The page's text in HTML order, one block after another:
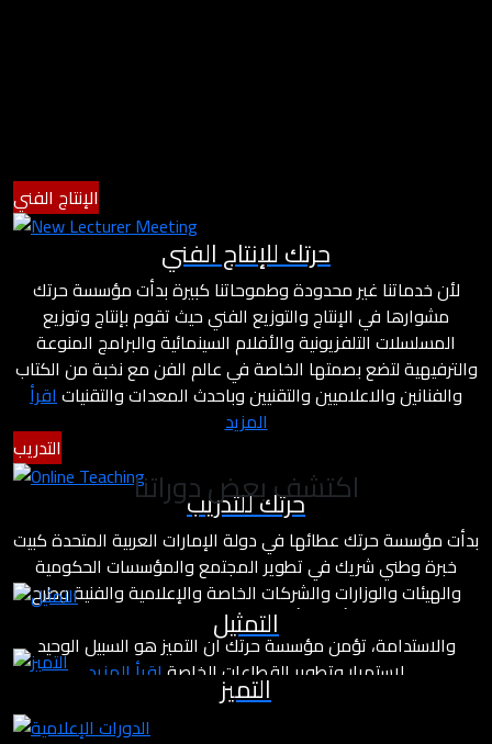
الإنتاج الفني
حرتك للإنتاج الفني
لأن خدماتنا غير محدودة وطموحاتنا كبيرة بدأت مؤسسة حرتك
مشوارها في الإنتاج والتوزيع الفني حيث تقوم بإنتاج وتوزيع
المسلسلات التلفزيونية والأفلام السينمائية والبرامج المنوعة
والترفيهية لتضع بصمتها الخاصة في عالم الفن مع نخبة من الكتاب
والفنانين والاعلاميين والتقنيين وباحدث المعدات والتقنياتاقرأ
المزيد
التدريب
حرتك للتدريب
بدأت مؤسسة حرتك عطائها في دولة الإمارات العربية المتحدة كبيت
خبرة وطني شريك في تطوير المجتمع والمؤسسات الحكومية
والهيئات والوزارات والشركات الخاصة والإعلامية والفنية وطرح
مشاريع درامية وأفلام بأسلوب مختلف يعتمد على معايير التميز
والاستدامة، تؤمن مؤسسة حرتك أن التميز هو السبيل الوحيد
لاستمرار وتطوير القطاعات الخاصة اقرأ المزيد
اكتشف بعض دوراتنا
التمثيل
التميز